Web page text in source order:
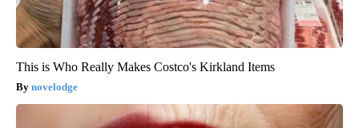
This is Who Really Makes Costco's Kirkland Items
novelodge